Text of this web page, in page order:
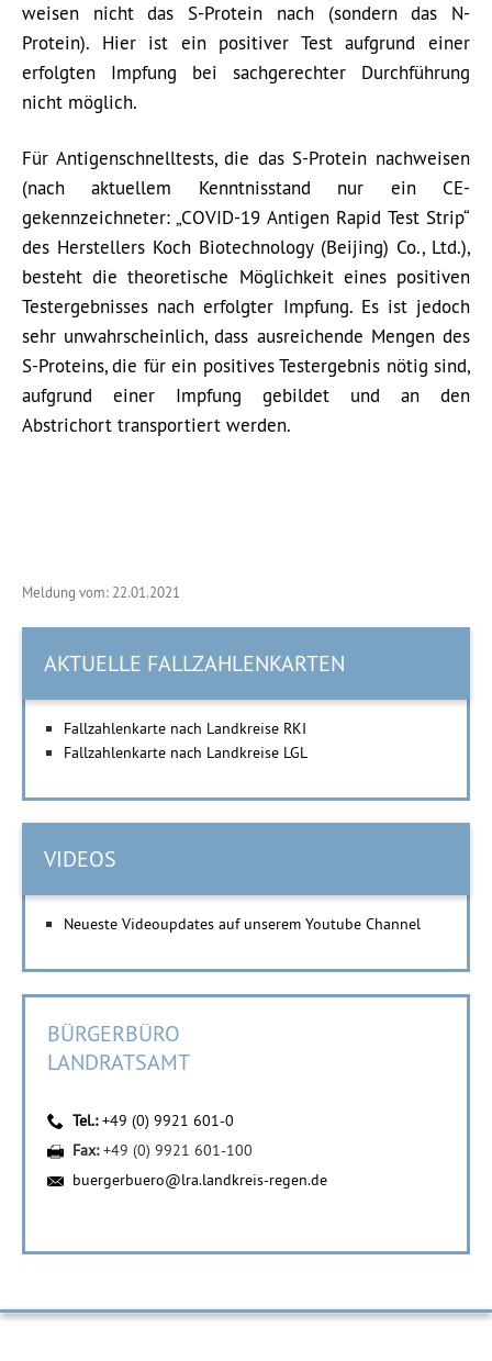
weisen nicht das S-Protein nach (sondern das N-
Protein). Hier ist ein positiver Test aufgrund einer
erfolgten Impfung bei sachgerechter Durchführung
nicht möglich.
Für Antigenschnelltests, die das S-Protein nachweisen
(nach aktuellem Kenntnisstand nur ein CE-
gekennzeichneter: „COVID-19 Antigen Rapid Test Strip“
des Herstellers Koch Biotechnology (Beijing) Co., Ltd.),
besteht die theoretische Möglichkeit eines positiven
Testergebnisses nach erfolgter Impfung. Es ist jedoch
sehr unwahrscheinlich, dass ausreichende Mengen des
S-Proteins, die für ein positives Testergebnis nötig sind,
aufgrund einer Impfung gebildet und an den
Abstrichort transportiert werden.
Meldung vom: 22.01.2021
AKTUELLE FALLZAHLENKARTEN
Fallzahlenkarte nach Landkreise RKI
Fallzahlenkarte nach Landkreise LGL
VIDEOS
Neueste Videoupdates auf unserem Youtube Channel
BÜRGERBÜRO
LANDRATSAMT
Tel.:+49 (0) 9921 601-0
Fax:+49 (0) 9921 601-100
buergerbuero@lra.landkreis-regen.de